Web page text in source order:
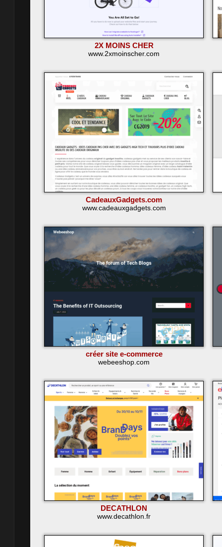
2X MOINS CHER
www.2xmoinscher.com
CadeauxGadgets.com
www.cadeauxgadgets.com
créer site e-commerce
webeeshop.com
DECATHLON
www.decathlon.fr